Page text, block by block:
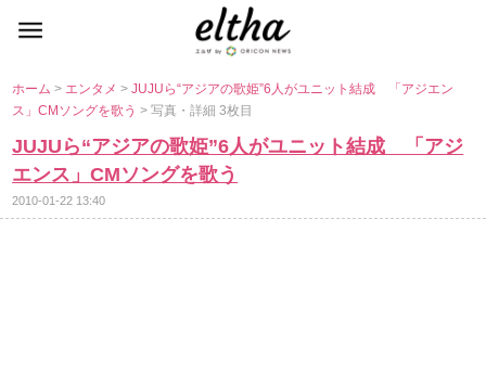
ホーム> エンタメ>JUJUら“アジアの歌姫”6人がユニット結成 「アジエン
ス」CMソングを歌う> 写真・詳細 3枚目
JUJUら“アジアの歌姫”6人がユニット結成 「アジ
エンス」CMソングを歌う
2010-01-22 13:40